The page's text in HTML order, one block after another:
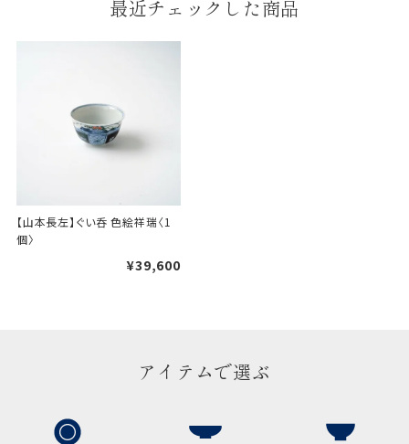
最近チェックした商品
【山本長左】ぐい呑 色絵祥瑞〈1
個〉
¥39,600
アイテムで選ぶ